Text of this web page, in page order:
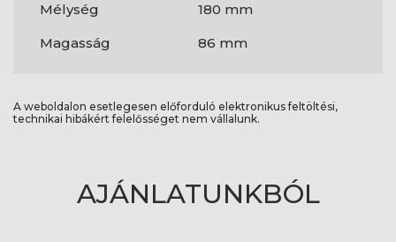
Mélység
180 mm
Magasság
86 mm
A weboldalon esetlegesen előforduló elektronikus feltöltési,
technikai hibákért felelősséget nem vállalunk.
AJÁNLATUNKBÓL